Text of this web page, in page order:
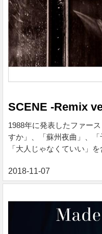
SCENE -Remix
1988年に発表したファー
すか」、「蘇州夜曲」、
「大人じゃなくていい」
Communications 価格 ¥
手続きは下記バナーより
音質で聴く、またはダウ
¥1,280/月から 収録曲 1. 伝